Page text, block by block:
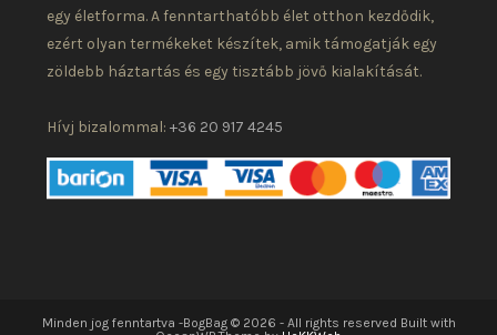
egy életforma. A fenntarthatóbb élet otthon kezdődik,
ezért olyan termékeket készítek, amik támogatják egy
zöldebb háztartás és egy tisztább jövő kialakítását.
Hívj bizalommal:+36 20 917 4245
Minden jog fenntartva -BogBag © 2026 - All rights reserved Built with